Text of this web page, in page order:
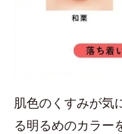
肌色のくすみが気
る明るめのカラ